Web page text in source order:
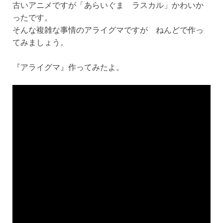
古いアニメですが「あらいぐま ラスカル」かわいか
ったです。
そんな複雑な事情のアライグマですが ねんどで作っ
てみましょう。
『アライグマ』作ってみたよ。